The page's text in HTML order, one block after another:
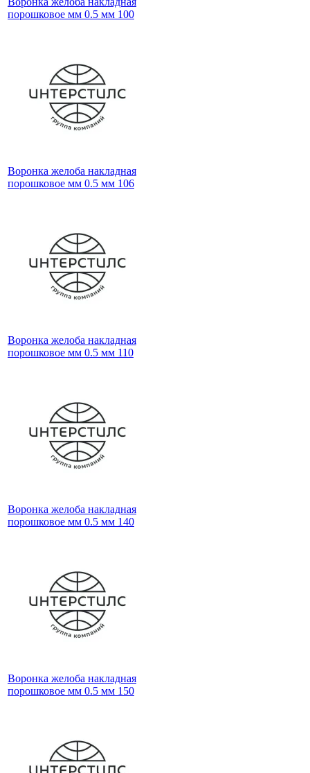
порошковое мм 0.5 мм 100
Воронка желоба накладная
порошковое мм 0.5 мм 106
Воронка желоба накладная
порошковое мм 0.5 мм 110
Воронка желоба накладная
порошковое мм 0.5 мм 140
Воронка желоба накладная
порошковое мм 0.5 мм 150